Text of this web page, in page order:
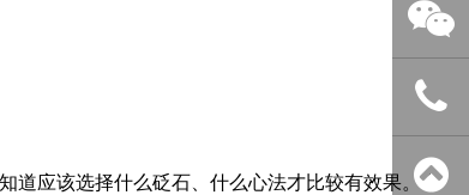
道应该选择什么砭石、什么心法才比较有效果。今
QQ客服
微信客服
400-838-